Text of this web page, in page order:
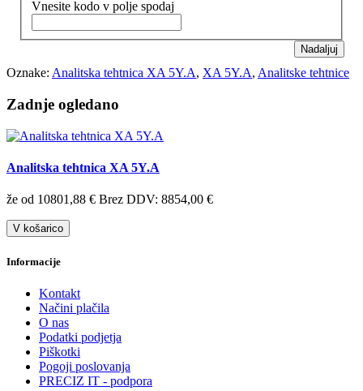
Vnesite kodo v polje spodaj
Nadaljuj
Oznake: Analitska tehtnica XA 5Y.A, XA 5Y.A, Analitske tehtnice
Zadnje ogledano
Analitska tehtnica XA 5Y.A
že od 10801,88 € Brez DDV: 8854,00 €
V košarico
Informacije
Kontakt
Načini plačila
O nas
Podatki podjetja
Piškotki
Pogoji poslovanja
PRECIZ IT - podpora